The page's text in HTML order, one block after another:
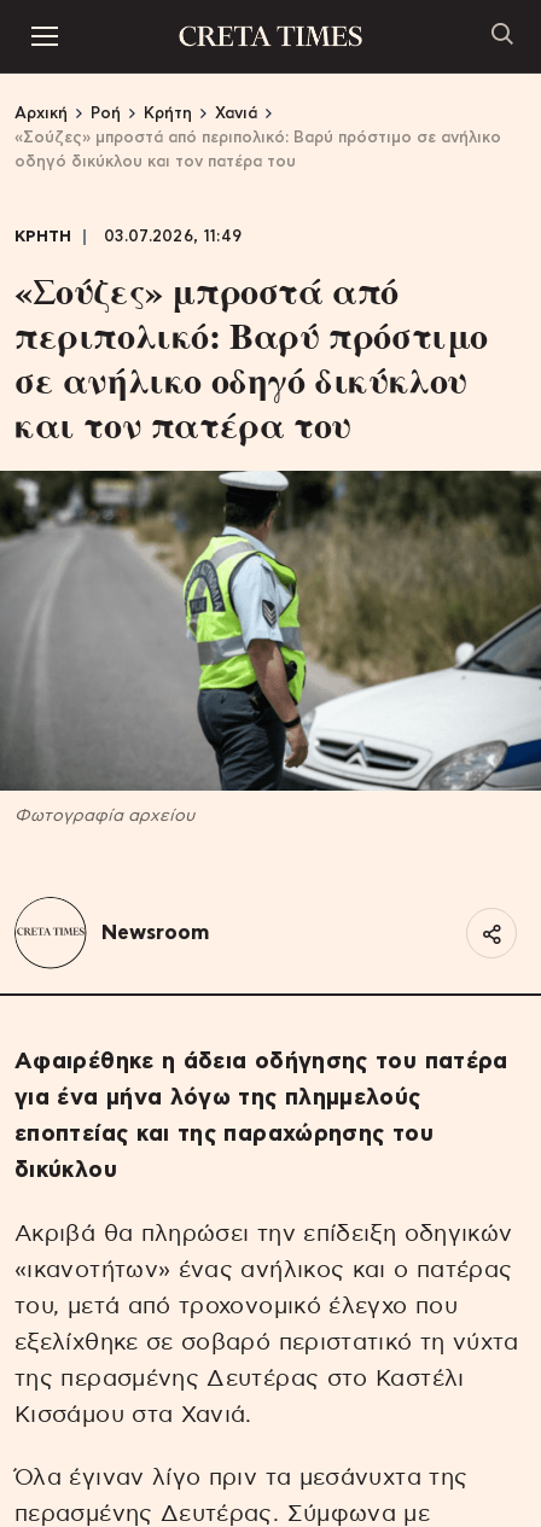
Αρχική Ροή Κρήτη
Χανιά
«Σούζες» μπροστά από περιπολικό: Βαρύ πρόστιμο σε ανήλικο
οδηγό δικύκλου και τον πατέρα του
ΚΡΗΤΗ 03.07.2026, 11:49
«Σούζες» μπροστά από
περιπολικό: Βαρύ πρόστιμο
σε ανήλικο οδηγό δικύκλου
και τον πατέρα του
Φωτογραφία αρχείου
Newsroom
Aφαιρέθηκε η άδεια οδήγησης του πατέρα
για ένα μήνα λόγω της πλημμελούς
εποπτείας και της παραχώρησης του
δικύκλου
Ακριβά θα πληρώσει την επίδειξη οδηγικών
«ικανοτήτων» ένας ανήλικος και ο πατέρας
του, μετά από τροχονομικό έλεγχο που
εξελίχθηκε σε σοβαρό περιστατικό τη νύχτα
της περασμένης Δευτέρας στο Καστέλι
Κισσάμου στα Χανιά.
Όλα έγιναν λίγο πριν τα μεσάνυχτα της
περασμένης Δευτέρας. Σύμφωνα με